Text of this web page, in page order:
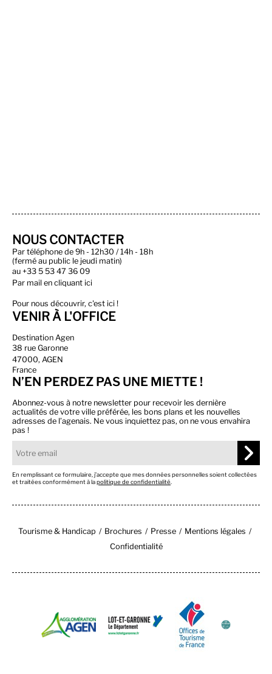
NOUS CONTACTER
Par téléphone de 9h - 12h30 / 14h - 18h
(fermé au public le jeudi matin)
au +33 5 53 47 36 09
Par mail en cliquant ici
Pour nous découvrir, c'est ici !
VENIR À L'OFFICE
Destination Agen
38 rue Garonne
47000, AGEN
France
N’EN PERDEZ PAS UNE MIETTE !
Abonnez-vous à notre newsletter pour recevoir les dernière
actualités de votre ville préférée, les bons plans et les nouvelles
adresses de l’agenais. Ne vous inquiettez pas, on ne vous envahira
pas !
En remplissant ce formulaire, j’accepte que mes données personnelles soient collectées
et traitées conformément à lapolitique de confidentialité
Tourisme & Handicap Brochures Presse
Mentions légales
Confidentialité